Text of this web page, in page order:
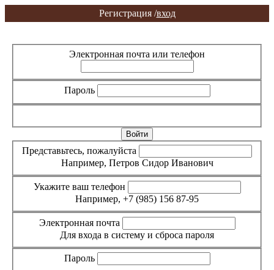
Регистрация /вход
Электронная почта или телефон
Пароль
Представьтесь, пожалуйста
Например, Петров Сидор Иванович
Укажите ваш телефон
Например, +7 (985) 156 87-95
Электронная почта
Для входа в систему и сброса пароля
Пароль